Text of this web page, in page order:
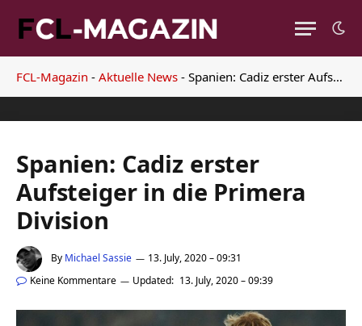
FCL-Magazin - Aktuelle News - Spanien: Cadiz erster Aufsteiger in die Primera Division
Spanien: Cadiz erster
Aufsteiger in die Primera
Division
By Michael Sassie
13. July, 2020 – 09:31
Keine Kommentare
Updated: 13. July, 2020 – 09:39